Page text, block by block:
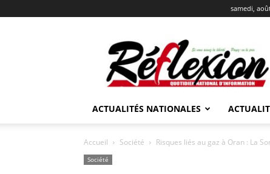
samedi,
REFLEXION
ACTUALITÉS NATIONALES
Accueil Société Risques liés au gaz à Oran : La
Société